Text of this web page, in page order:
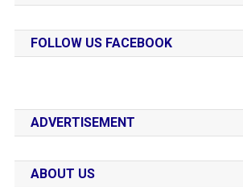
FOLLOW US FACEBOOK
ADVERTISEMENT
ABOUT US